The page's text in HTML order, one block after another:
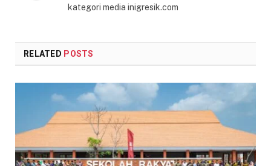
kategori media inigresik.com
RELATED POSTS